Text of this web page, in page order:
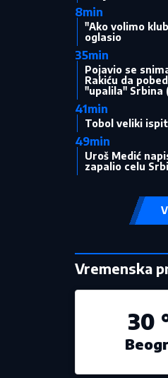
8min
"Ako volimo
oglasio
35min
Pojavio se
Rakiću da
"upalila" Srbina
41min
Tobol veliki
49min
Uroš Medić
zapalio celu
Vremenska
30